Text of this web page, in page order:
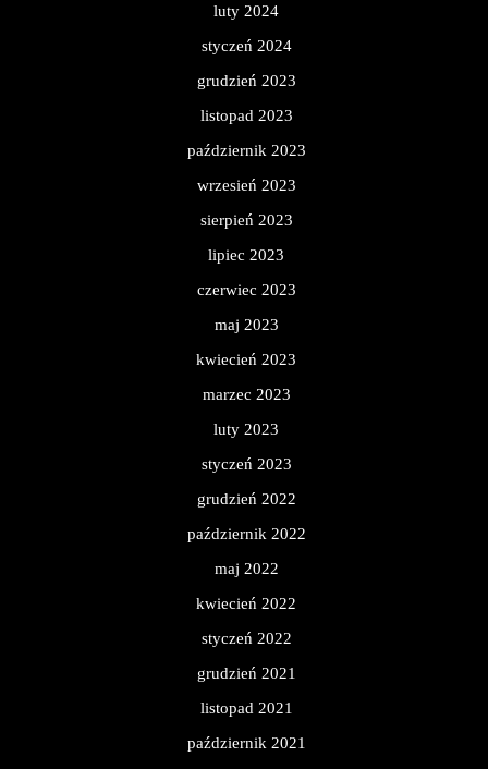
luty 2024
styczeń 2024
grudzień 2023
listopad 2023
październik 2023
wrzesień 2023
sierpień 2023
lipiec 2023
czerwiec 2023
maj 2023
kwiecień 2023
marzec 2023
luty 2023
styczeń 2023
grudzień 2022
październik 2022
maj 2022
kwiecień 2022
styczeń 2022
grudzień 2021
listopad 2021
październik 2021